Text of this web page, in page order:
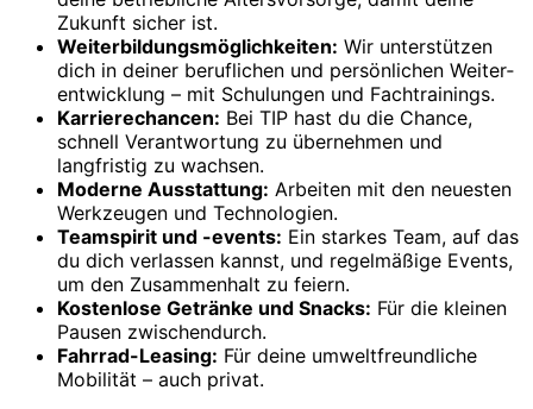
Zukunft sicher ist.
Weiterbildungs­möglichkeiten: Wir unterstützen
dich in deiner beruflichen und persönlichen Weiter­
entwicklung – mit Schulungen und Fachtrainings.
Karriere­chancen: Bei TIP hast du die Chance,
schnell Verantwortung zu übernehmen und
langfristig zu wachsen.
Moderne Ausstattung: Arbeiten mit den neuesten
Werkzeugen und Technologien.
Team­spirit und -­events: Ein starkes Team, auf das
du dich verlassen kannst, und regelmäßige Events,
um den Zusammenhalt zu feiern.
Kostenlose Getränke und Snacks: Für die kleinen
Pausen zwischendurch.
Fahrrad-Leasing: Für deine umweltfreundliche
Mobilität – auch privat.